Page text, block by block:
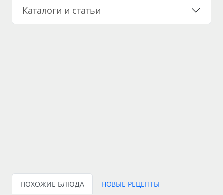
Каталоги и статьи
ПОХОЖИЕ БЛЮДА НОВЫЕ РЕЦЕПТЫ